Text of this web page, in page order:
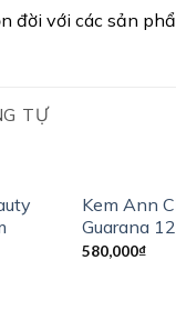
đời với các sản
TỰ
Kem Ann
Guarana
580,000₫